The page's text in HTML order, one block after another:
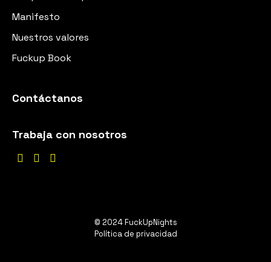
Manifesto
Nuestros valores
Fuckup Book
Contáctanos
Trabaja con nosotros
  
© 2024 FuckUpNights
Política de privacidad